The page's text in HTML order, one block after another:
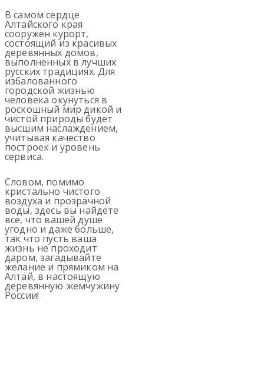
В самом сердце
Алтайского края
сооружен курорт,
состоящий из красивых
деревянных домов,
выполненных в лучших
русских традициях. Для
избалованного
городской жизнью
человека окунуться в
роскошный мир дикой и
чистой природы будет
высшим наслаждением,
учитывая качество
построек и уровень
сервиса.
Словом, помимо
кристально чистого
воздуха и прозрачной
воды, здесь вы найдете
все, что вашей душе
угодно и даже больше,
так что пусть ваша
жизнь не проходит
даром, загадывайте
желание и прямиком на
Алтай, в настоящую
деревянную жемчужину
России!